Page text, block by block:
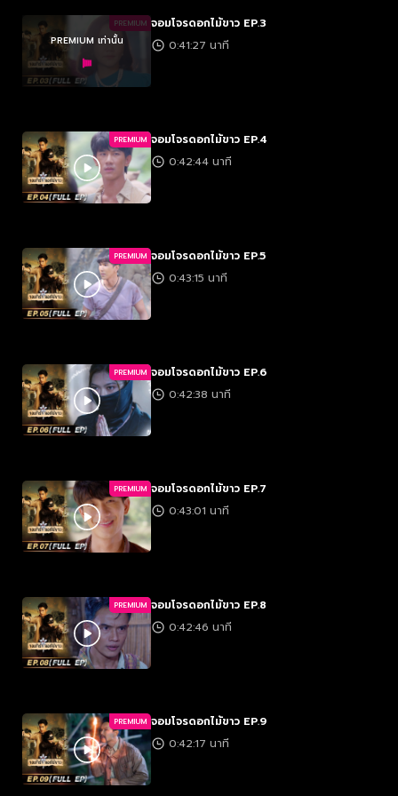
PREMIUM
PREMIUM เท่านั้น
จอมโจรดอกไม้ขาว EP.3
0:41:27 นาที
PREMIUM จอมโจรดอกไม้ขาว EP.4
0:42:44 นาที
PREMIUM จอมโจรดอกไม้ขาว EP.5
0:43:15 นาที
PREMIUM จอมโจรดอกไม้ขาว EP.6
0:42:38 นาที
PREMIUM จอมโจรดอกไม้ขาว EP.7
0:43:01 นาที
PREMIUM จอมโจรดอกไม้ขาว EP.8
0:42:46 นาที
PREMIUM จอมโจรดอกไม้ขาว EP.9
0:42:17 นาที